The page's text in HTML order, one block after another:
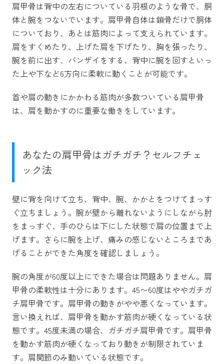
肩甲骨は背中の左右についている羽根のような骨で、胴
体と腕をつないでいます。肩甲骨自体は鎖骨だけで胴体
についており、あとは筋肉によって支えられています。
肩をすくめたり、上げた肩を下げたり、胸を張ったり、
腕を前に出す、バンザイをする、背中に腕を回すといっ
た上や下など6方向に柔軟に動くことが可能です。
首や肩の動きにかかわる筋肉が多数ついている肩甲骨
は、肩を動かすのに重要な働きをしています。
あなたの肩甲骨はガチガチ？セルフチェ
ック法
壁に背を向けて立ち、背中、腕、かかとをつけてまっす
ぐ立ちましょう。腕が壁から離れないようにしながら肘
をまっすぐ、手のひらは下にした状態で肩の位置まで上
げます。さらに腕を上げ、痛みの感じないところまであ
げることができた角度を確認しましょう。
腕の角度が60度以上にできた場合は問題ありません。肩
甲骨の柔軟性は十分にあります。45〜60度はややガチガ
チ肩甲骨です。肩甲骨の動きがやや悪くなっています。
言い換えれば、肩甲骨を動かす筋肉が硬くなっている状
態です。45度未満の場合、ガチガチ肩甲骨です。肩甲骨
を動かす筋肉が硬くなっており動きが制限されていま
す。肩関節のみ動いている状態です。